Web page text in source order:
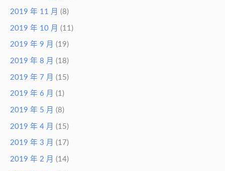
2019 年 11 月 (8)
2019 年 10 月 (11)
2019 年 9 月 (19)
2019 年 8 月 (18)
2019 年 7 月 (15)
2019 年 6 月 (1)
2019 年 5 月 (8)
2019 年 4 月 (15)
2019 年 3 月 (17)
2019 年 2 月 (14)